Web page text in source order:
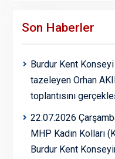
Son Haberler
Burdur Kent
tazeleyen Orhan
toplantısını
22.07.2026
MHP Kadın Kolları
Burdur Kent